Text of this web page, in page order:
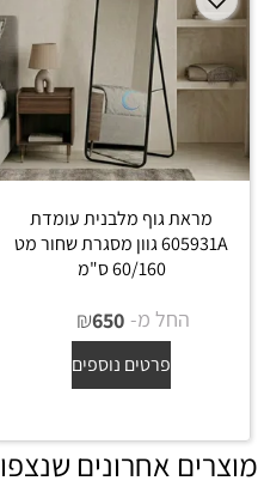
מראת גוף מלבנית עומדת
605931A גוון מסגרת שחור מט
60/160 ס"מ
החל מ- ₪650
פרטים נוספים
מוצרים אחרונים שנצפו